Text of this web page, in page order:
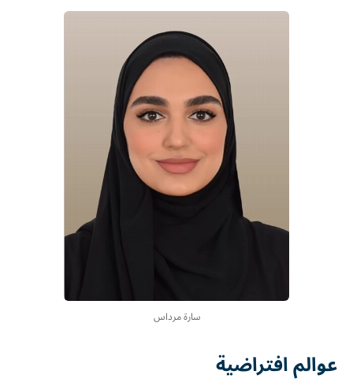
سارة مرداس
عوالم افتراضية